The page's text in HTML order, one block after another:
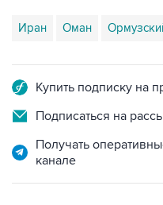
Иран Оман
Купить подписку на
Подписаться на
Получать
канале